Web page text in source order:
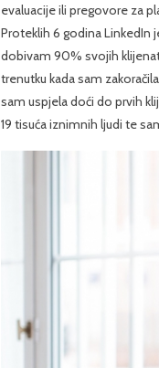
evaluacije ili pregovore za
Proteklih 6 godina LinkedIn
dobivam 90% svojih
trenutku kada sam
sam uspjela doći do prvih
19 tisuća iznimnih ljudi te